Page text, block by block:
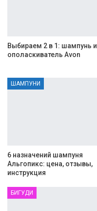
Выбираем 2 в 1: шампунь и
ополаскиватель Avon
ШАМПУНИ
6 назначений шампуня
Альгопикс: цена, отзывы,
инструкция
БИГУДИ